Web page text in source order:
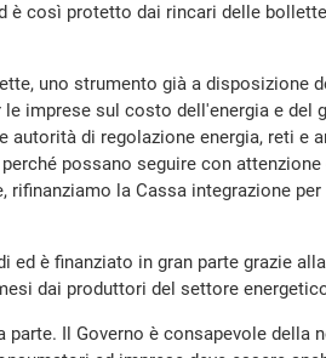
così protetto dai rincari delle
uno strumento già a disposizione
imprese sul costo dell'energia e del
di regolazione energia, reti e
possano seguire con
la Cassa integrazione per
è finanziato in gran parte grazie
dai produttori del settore
parte. Il Governo è consapevole della